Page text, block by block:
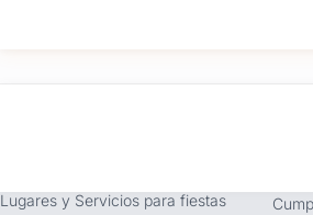
Lugares y Servicios para fiestas